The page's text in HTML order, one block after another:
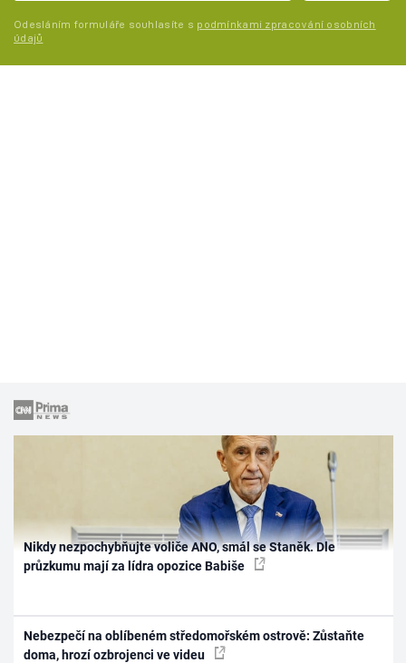
Odesláním formuláře souhlasíte s podmínkami zpracování osobních
údajů
Nikdy nezpochybňujte voliče ANO, smál se Staněk. Dle
průzkumu mají za lídra opozice Babiše
Nebezpečí na oblíbeném středomořském ostrově: Zůstaňte
doma, hrozí ozbrojenci ve videu